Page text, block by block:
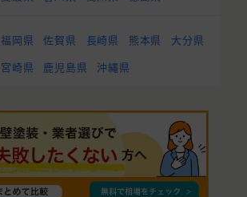
福岡県 佐賀県 長崎県 熊本県
大分県
宮崎県
鹿児島県 沖縄県